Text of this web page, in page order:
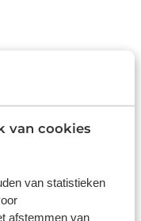
van cookies
van statistieken
afstemmen van
rijders die de
voor
veroudering over
top is
rit na rit. De
gelooid